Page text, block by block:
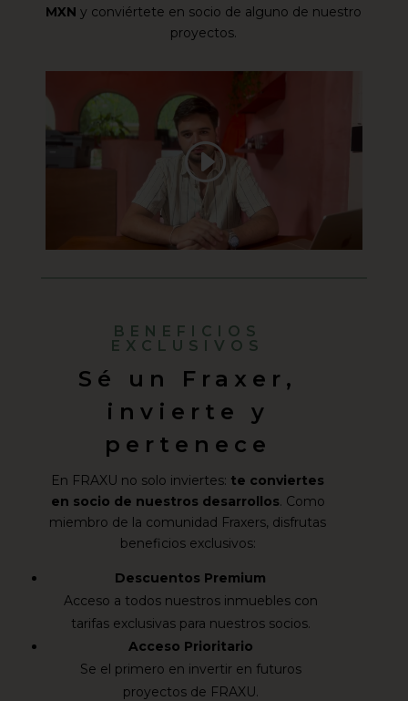
MXN y conviértete en socio de alguno de nuestro
proyectos.
BENEFICIOS
EXCLUSIVOS
Sé un Fraxer,
invierte y
pertenece
En FRAXU no solo inviertes: te conviertes
en socio de nuestros desarrollos. Como
miembro de la comunidad Fraxers, disfrutas
beneficios exclusivos:
Descuentos Premium
Acceso a todos nuestros inmuebles con
tarifas exclusivas para nuestros socios.
Acceso Prioritario
Se el primero en invertir en futuros
proyectos de FRAXU.